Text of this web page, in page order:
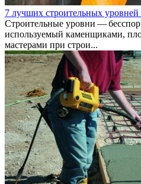
7 лучших строительных уровней
Строительные уровни —
используемый каменщиками,
мастерами при строи...